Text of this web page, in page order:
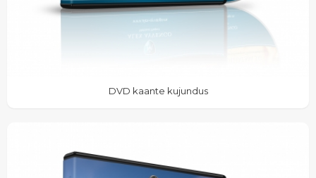
DVD kaante kujundus